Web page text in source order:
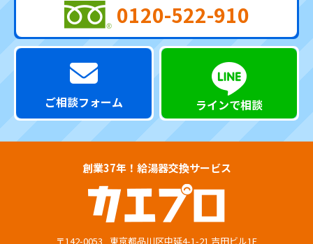
0120-522-910
ご相談フォーム ラインで相談
創業37年！給湯器交換サービス
〒142-0053 東京都品川区中延4-1-21 吉田ビル1F